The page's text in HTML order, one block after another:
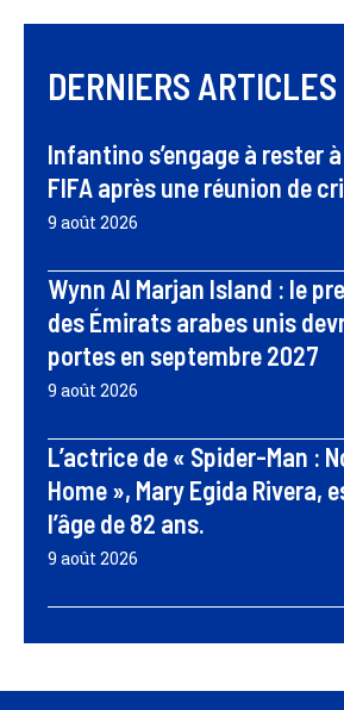
DERNIERS ARTICLES
Infantino s’engage à rester
FIFA après une réunion de
9 août 2026
Wynn Al Marjan Island : le
des Émirats arabes unis
portes en septembre 2027
9 août 2026
L’actrice de « Spider-Man :
Home », Mary Egida Rivera,
l’âge de 82 ans.
9 août 2026